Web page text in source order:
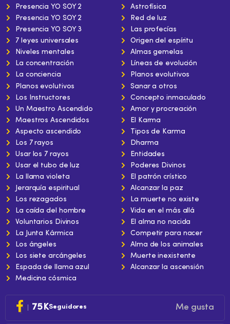
Presencia YO SOY 2
Presencia YO SOY 2
Presencia YO SOY 3
7 leyes universales
Niveles mentales
La concentración
La conciencia
Astrofísica
Red de luz
Las profecías
Origen del espíritu
Almas gemelas
Líneas de evolución
Planos evolutivos
Planos evolutivos
Los Instructores
Un Maestro Ascendido
Maestros Ascendidos
Aspecto ascendido
Los 7 rayos
Usar los 7 rayos
Usar el tubo de luz
La llama violeta
Jerarquía espiritual
Los rezagados
La caída del hombre
Voluntarios Divinos
La Junta Kármica
Los ángeles
Los siete arcángeles
Espada de llama azul
Medicina cósmica
Sanar a otros
Concepto inmaculado
Amor y procreación
El Karma
Tipos de Karma
Dharma
Entidades
Poderes Divinos
El patrón crístico
Alcanzar la paz
La muerte no existe
Vida en el más allá
El alma no nacida
Competir para nacer
Alma de los animales
Muerte inexistente
Alcanzar la ascensión
75KSeguidores Me gusta